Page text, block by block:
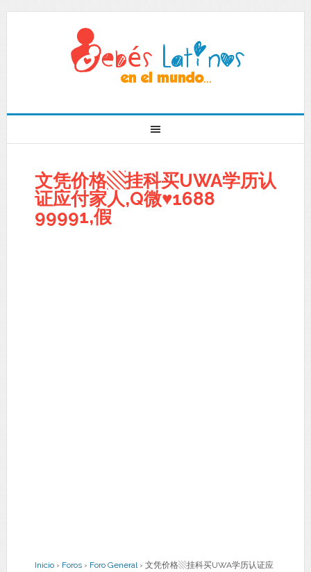
文凭价格▧挂科买UWA学历认
证应付家人,Q微♥1688
99991,假
Inicio › Foros › Foro General › 文凭价格▧挂科买UWA学历认证应